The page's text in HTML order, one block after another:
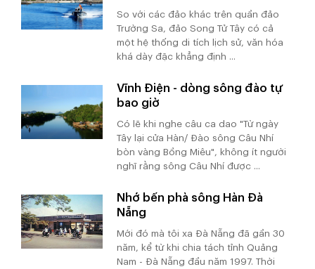
So với các đảo khác trên quần đảo
Trường Sa, đảo Song Tử Tây có cả
một hệ thống di tích lịch sử, văn hóa
khá dày đặc khẳng định ...
Vĩnh Điện - dòng sông đào tự
bao giờ
Có lẽ khi nghe câu ca dao "Từ ngày
Tây lại cửa Hàn/ Đào sông Câu Nhí
bòn vàng Bồng Miêu", không ít người
nghĩ rằng sông Câu Nhí được ...
Nhớ bến phà sông Hàn Đà
Nẵng
Mới đó mà tôi xa Đà Nẵng đã gần 30
năm, kể từ khi chia tách tỉnh Quảng
Nam - Đà Nẵng đầu năm 1997. Thời